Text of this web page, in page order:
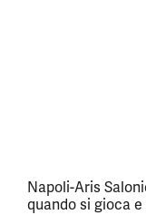
Napoli-Aris
quando si gioca